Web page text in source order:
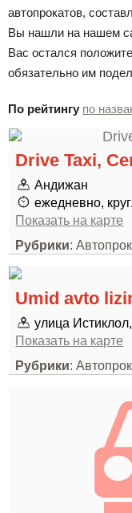
автопрокатов,
Вы нашли на нашем
Вас остался
обязательно им
По рейтингу по
Drive Taxi,
Андижан
ежедневно,
Показать на карте
Рубрики:
Umid avto
улица
Показать на карте
Рубрики: